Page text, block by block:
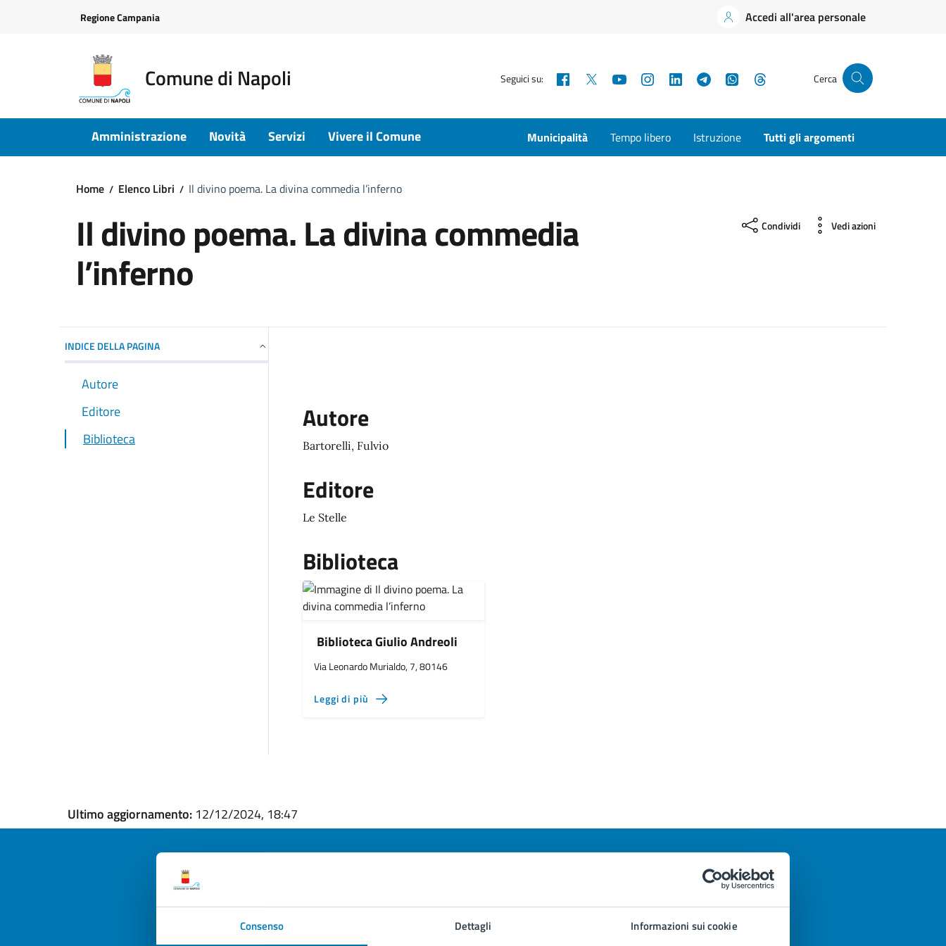
Consenso Dettagli Informazioni sui cookie
Regione Campania Accedi all'area personale
Comune di Napoli Seguici su: Facebook YouTubeInstagramLinkedInTelegramWhatsApp Cerca
Amministrazione Novità Servizi Vivere il Comune Municipalità Tempo libero Istruzione Tutti gli argomenti
Home Elenco Libri Il divino poema. La divina commedia l’inferno
Il divino poema. La divina commedia
l’inferno
Condividi Vedi azioni
INDICE DELLA PAGINA
Autore
Editore
Biblioteca
Autore
Bartorelli, Fulvio
Editore
Le Stelle
Biblioteca
Biblioteca Giulio Andreoli
Via Leonardo Murialdo, 7, 80146
Leggi di più
Ultimo aggiornamento: 12/12/2024, 18:47
Quanto sono chiare le informazioni su questa
pagina?